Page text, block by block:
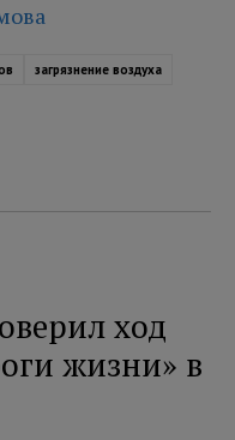
загрязнение воздуха
ход
жизни» в